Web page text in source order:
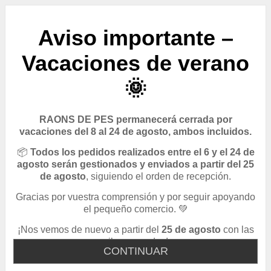
CONTINUAR
Aviso importante –
Vacaciones de verano
🌞
RAONS DE PES permanecerá cerrada por
vacaciones del 8 al 24 de agosto, ambos incluidos.
📦 Todos los pedidos realizados entre el 6 y el 24 de
agosto serán gestionados y enviados a partir del 25
de agosto, siguiendo el orden de recepción.
Gracias por vuestra comprensión y por seguir apoyando
el pequeño comercio. 💚
¡Nos vemos de nuevo a partir del 25 de agosto con las
pilas cargadas!